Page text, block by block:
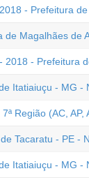
- Prefeitura
de Magalhães de
2018 - Prefeitura
Itatiaiuçu - MG
Região (AC,
Tacaratu - PE -
Itatiaiuçu - MG